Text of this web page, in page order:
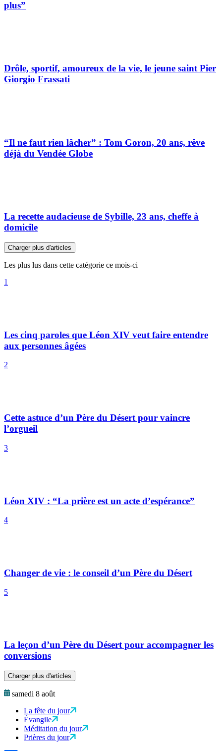
La recette audacieuse de Sybille, 23 ans, cheffe à
domicile
Les cinq paroles que Léon XIV veut faire entendre
3
Léon XIV : “La prière est un acte d’espérance”
5
samedi 8 août
confidentialité pour en savoir plus.
S'inscrire